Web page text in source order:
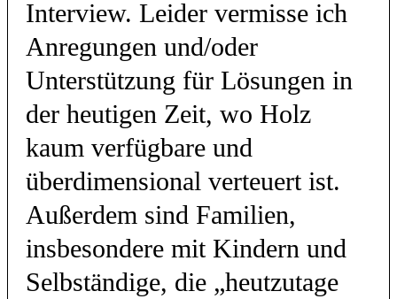
Interview. Leider vermisse ich
Anregungen und/oder
Unterstützung für Lösungen in
der heutigen Zeit, wo Holz
kaum verfügbare und
überdimensional verteuert ist.
Außerdem sind Familien,
insbesondere mit Kindern und
Selbständige, die „heutzutage